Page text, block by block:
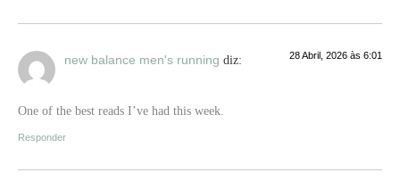
new balance men's running diz: 28 Abril, 2026 às 6:01
One of the best reads I’ve had this week.
Responder